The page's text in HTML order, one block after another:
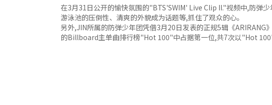
在3月31日公开的愉快氛围的"BTS'SWIM' Live Clip II."视频中,防弹
游泳池的压倒性、清爽的外貌成为话题等,抓住了观众的心。
另外,JIN所属的防弹少年团凭借3月20日发表的正规5辑《
的Billboard主单曲排行榜"Hot 100"中占据第一位,共7次以"Hot 100"